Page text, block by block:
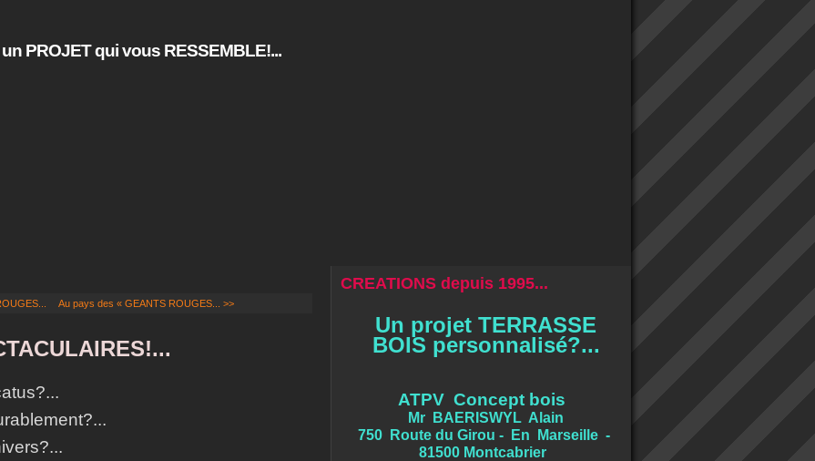
un PROJET qui vous RESSEMBLE!...
Au pays des « GEANTS ROUGES... >>
CREATIONS depuis 1995...
Un projet TERRASSE
BOIS personnalisé?...
ATPV Concept bois
Mr BAERISWYL Alain
750 Route du Girou - En Marseille -
81500 Montcabrier